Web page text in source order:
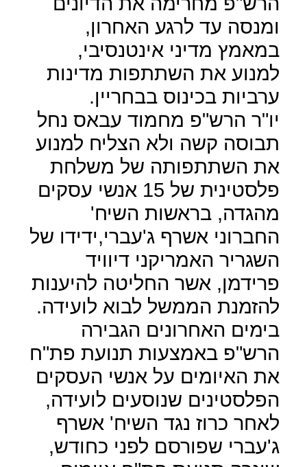
ומנסה עד לרגע האחרון,
במאמץ מדיני אינטנסיבי,
למנוע את השתתפות מדינות
ערביות בכינוס בבחריין.
יו"ר הרש"פ מחמוד עבאס נחל
תבוסה קשה ולא הצליח למנוע
את השתתפותה של משלחת
פלסטינית של 15 אנשי עסקים
מהגדה, בראשות השיח'
החברוני אשרף ג'עברי,ידידו של
השגריר האמריקני דיוויד
פרידמן, אשר החליטה להיענות
להזמנת הממשל לבוא לועידה.
בימים האחרונים הגבירה
הרש"פ באמצעות תנועת פת"ח
את האיומים על אנשי העסקים
הפלסטינים שנוסעים לועידה,
לאחר כרוז נגד השיח' אשרף
ג'עברי שפורסם לפני כחודש,